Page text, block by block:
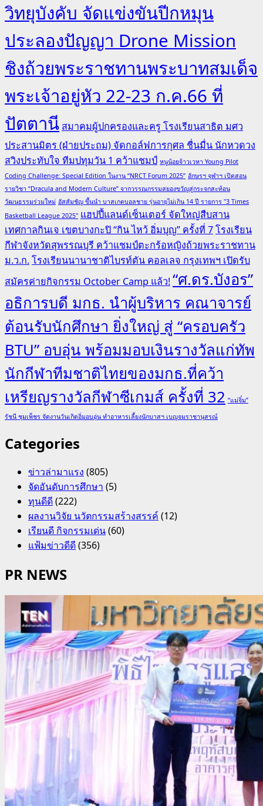
วิทยุบังคับ จัดแข่งขันปีกหมุน
ประลองปัญญา Drone Mission
ชิงถ้วยพระราชทานพระบาทสมเด็จ
พระเจ้าอยู่หัว 22-23 ก.ค.66 ที่
ปัตตานี สมาคมผู้ปกครองและครู โรงเรียนสาธิต มศว
ประสานมิตร (ฝ่ายประถม) จัดกอล์ฟการกุศล ชื่นมื่น นักหวดวง
สวิงประทับใจ ทีมปทุมวัน 1 คว้าแชมป์ หนูน้อยจ้าวเวหา Young Pilot
Coding Challenge: Special Edition ในงาน “NRCT Forum 2025” อักษรฯ จุฬาฯ เปิดสอน
รายวิชา “Dracula and Modern Culture” จากวรรณกรรมสยองขวัญสู่กระจกสะท้อน
วัฒนธรรมร่วมใหม่ อัสสัมชัญ ขึ้นนำ บาสเกตบอลชาย รุ่นอายุไม่เกิน 14 ปี รายการ "3 Times
Basketball League 2025" แฮปปี้แลนด์เซ็นเตอร์ จัดใหญ่สืบสาน
เทศกาลกินเจ เขตบางกะปิ “กิน ไหว้ อิ่มบุญ” ครั้งที่ 7โรงเรียน
กีฬาจังหวัดสุพรรณบุรี คว้าแชมป์ตะกร้อหญิงถ้วยพระราชทาน
ม.ว.ก.โรงเรียนนานาชาติไบรท์ตัน คอลเลจ กรุงเทพฯ เปิดรับ
สมัครค่ายกิจกรรม October Camp แล้ว!“ศ.ดร.บังอร”
อธิการบดี มกธ. นำผู้บริหาร คณาจารย์
ต้อนรับนักศึกษา ยิ่งใหญ่ สู่ “ครอบครัว
BTU” อบอุ่น พร้อมมอบเงินรางวัลแก่ทัพ
นักกีฬาทีมชาติไทยของมกธ.ที่คว้า
เหรียญรางวัลกีฬาซีเกมส์ ครั้งที่ 32 “แม่จิ๋ม”
รัชนี ชุมเพ็ชร จัดงานวันเกิดอิ่มอบอุ่น ทำอาหารเลี้ยงนักบาสฯ เบญจมราชานุสรณ์
Categories
ข่าวล่ามาแรง (805)
จัดอันดับการศึกษา (5)
ทุนดีดี(222)
ผลงานวิจัย นวัตกรรมสร้างสรรค์(12)
เรียนดี กิจกรรมเด่น(60)
แฟ้มข่าวดีดี(356)
PR NEWS